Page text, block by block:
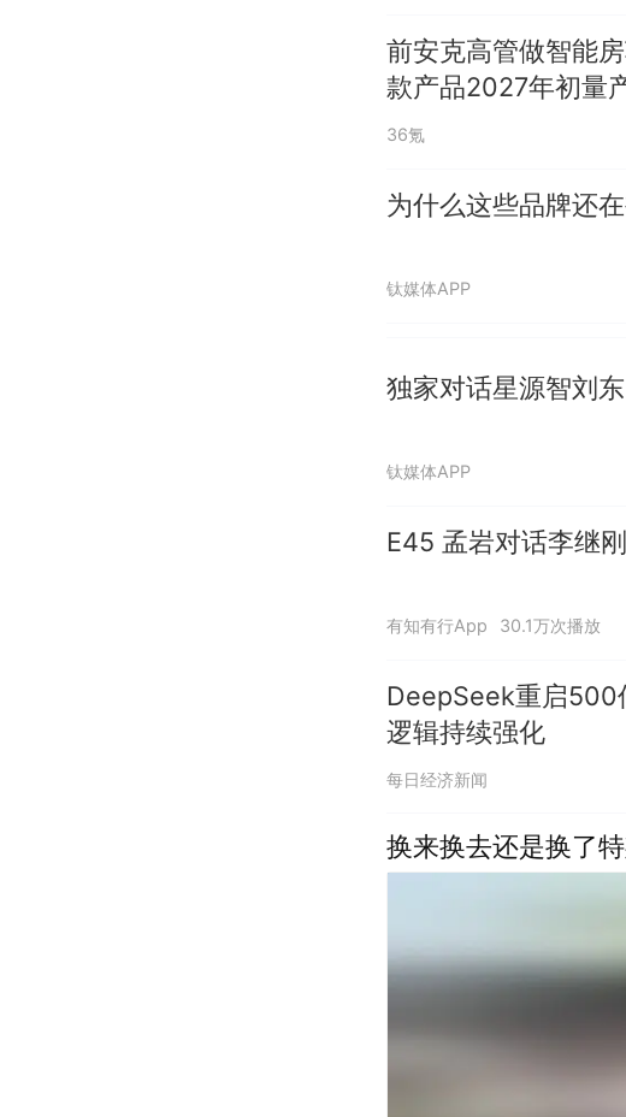
前安克高管做智能
款产品2027年初量
36氪
为什么这些品牌还
钛媒体APP
独家对话星源智刘
钛媒体APP
E45 孟岩对话李继
有知有行App 30.1万次播放
DeepSeek重启500
逻辑持续强化
每日经济新闻
换来换去还是换了